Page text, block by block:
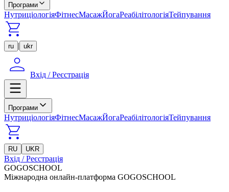
Програми
НутриціологіяФітнесМасажЙогаРеабілітологіяТейпування
ru | ukr
Вхід / Реєстрація
Програми
НутриціологіяФітнесМасажЙогаРеабілітологіяТейпування
RU UKR
Вхід / Реєстрація
GOGOSCHOOL
Міжнародна онлайн-платформа GOGOSCHOOL